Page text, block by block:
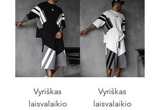
Vyriškas
laisvalaikio
Vyriškas
laisvalaikio